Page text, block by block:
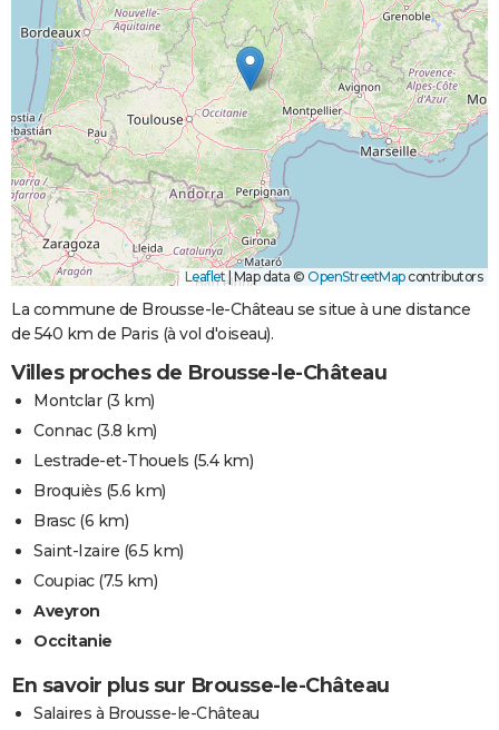
Leaflet| Map data © OpenStreetMapcontributors
La commune de Brousse-le-Château se situe à une distance
de 540 km de Paris (à vol d'oiseau).
Villes proches de Brousse-le-Château
Montclar(3 km)
Connac(3.8 km)
Lestrade-et-Thouels (5.4 km)
Broquiès (5.6 km)
Brasc(6 km)
Saint-Izaire (6.5 km)
Coupiac(7.5 km)
Aveyron
Occitanie
En savoir plus sur Brousse-le-Château
Salaires à Brousse-le-Château